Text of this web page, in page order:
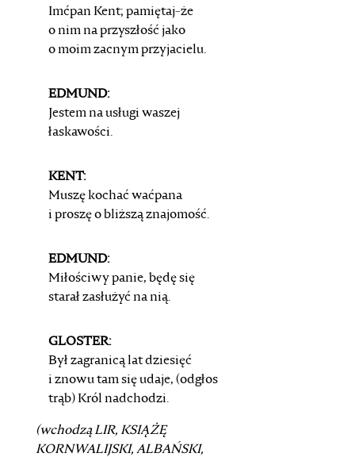
Imćpan Kent; pamiętaj-że
o nim na przyszłość jako
o moim zacnym przyjacielu.
EDMUND:
Jestem na usługi waszej
łaskawości.
KENT:
Muszę kochać waćpana
i proszę o bliższą znajomość.
EDMUND:
Miłościwy panie, będę się
starał zasłużyć na nią.
GLOSTER:
Był zagranicą lat dziesięć
i znowu tam się udaje, (odgłos
trąb) Król nadchodzi.
(wchodząLIR, KSIĄŻĘ
KORNWALIJSKI, ALBAŃSKI,